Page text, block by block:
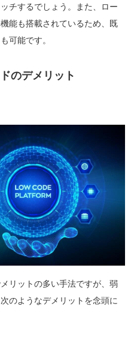
チするでしょう。また、ロー
能も搭載されているため、既
可能です。
のデメリット
リットの多い手法ですが、弱
のようなデメリットを念頭に